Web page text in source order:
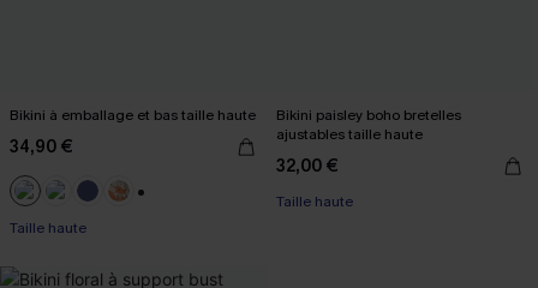
Bikini à emballage et bas taille haute
34,90 €
Taille haute
Bikini paisley boho bretelles
ajustables taille haute
32,00 €
Taille haute